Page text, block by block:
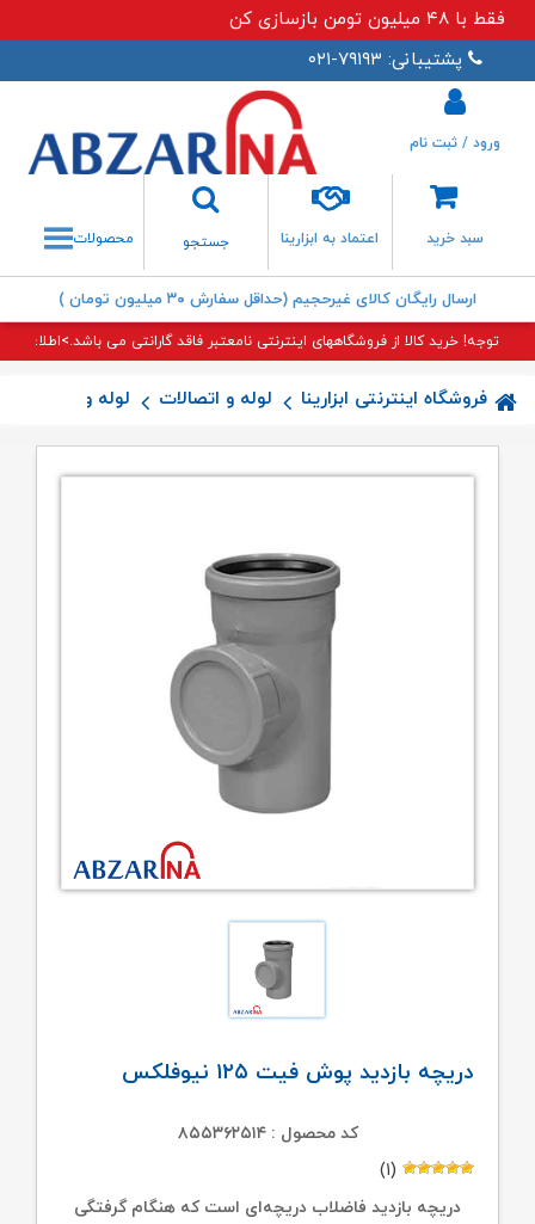
فقط با ۴۸ میلیون تومن بازسازی کن
پشتیبانی: ۷۹۱۹۳-۰۲۱
سبد خرید اعتماد به ابزارینا
جستجو
جستجو
ورود / ثبت نام
محصولات
ارسال رایگان کالای غیرحجیم (حداقل سفارش ۳۰ میلیون تومان )
توجه! خرید کالا از فروشگاههای اینترنتی نامعتبر فاقد گارانتی می باشد.>اطلاعات
فروشگاه اینترنتی ابزارینا لوله و اتصالات لوله و
دریچه بازدید پوش فیت ۱۲۵ نیوفلکس
کد محصول : ۸۵۵۳۶۲۵۱۴
(۱)
دریچه بازدید فاضلاب دریچه‌ای است که هنگام گرفتگی